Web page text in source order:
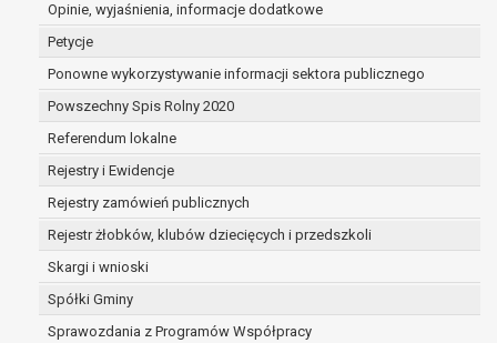
Opinie, wyjaśnienia, informacje dodatkowe
Petycje
Ponowne wykorzystywanie informacji sektora publicznego
Powszechny Spis Rolny 2020
Referendum lokalne
Rejestry i Ewidencje
Rejestry zamówień publicznych
Rejestr żłobków, klubów dziecięcych i przedszkoli
Skargi i wnioski
Spółki Gminy
Sprawozdania z Programów Współpracy
dane są nieprawidłowe lub
prawo do żądania usunięcia danych
osobowych (tzw. prawo do bycia
zapomnianym) na podstawie art. 17 RODO,
w przypadku gdy:
dane nie są już niezbędne do celów,
sposób przetwarzane,
osoba, której dane dotyczą, wniosła
sprzeciw wobec przetwarzania
danych osobowych,
zgodę na przetwarzanie danych